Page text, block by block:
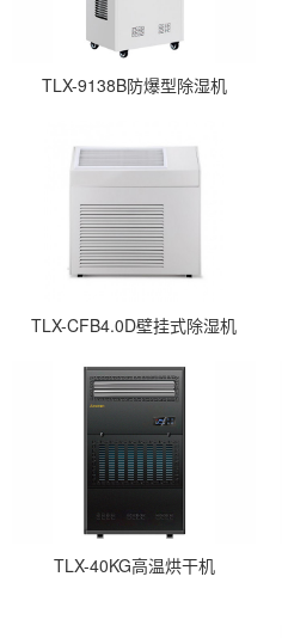
TLX-9138B防爆型除湿机
TLX-CFB4.0D壁挂式除湿机
TLX-40KG高温烘干机